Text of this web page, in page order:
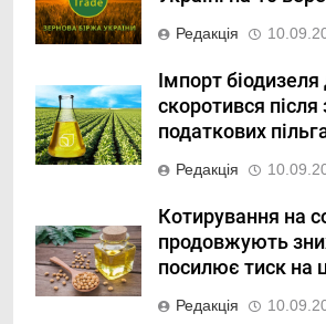
Редакція
Імпорт
скоротився після
податкових
Редакція
Котирування на
продовжують
посилює тиск на
Редакція